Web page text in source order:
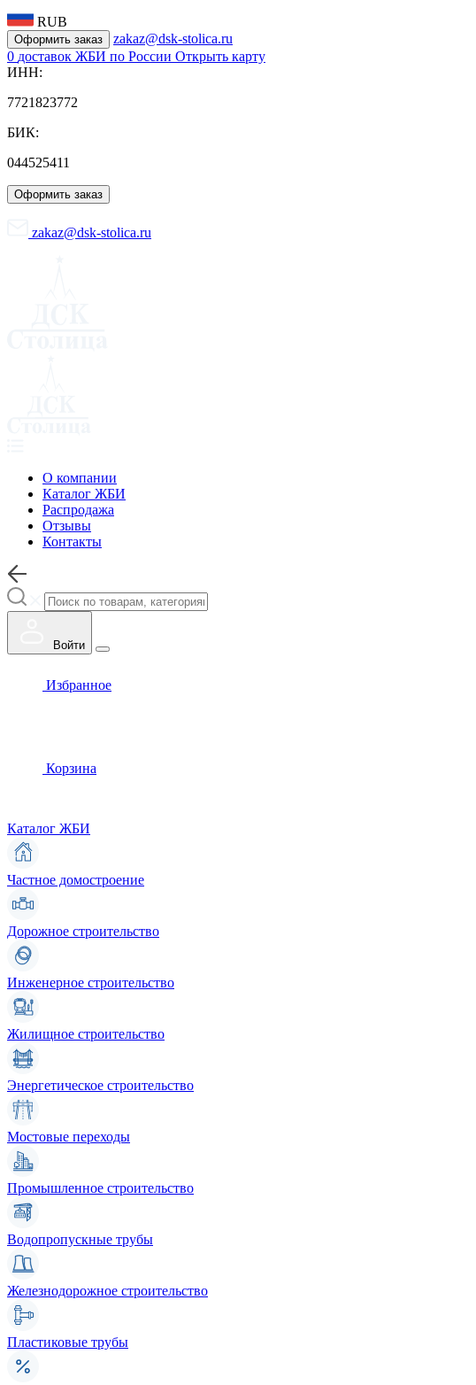
RUB
Оформить заказ
zakaz@dsk-stolica.ru
0 доставок ЖБИ по России Открыть карту
ИНН:
7721823772
БИК:
044525411
Оформить заказ
zakaz@dsk-stolica.ru
О компании
Каталог ЖБИ
Распродажа
Отзывы
Контакты
Войти
Избранное
Корзина
Каталог ЖБИ
Частное домостроение
Дорожное строительство
Инженерное строительство
Жилищное строительство
Энергетическое строительство
Мостовые переходы
Промышленное строительство
Водопропускные трубы
Железнодорожное строительство
Пластиковые трубы